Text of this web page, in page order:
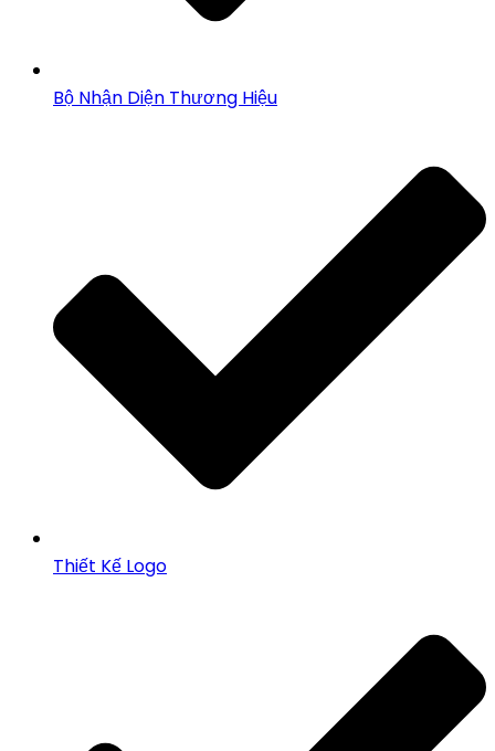
Bộ Nhận Diện Thương Hiệu
Thiết Kế Logo